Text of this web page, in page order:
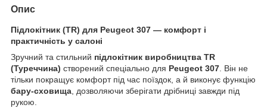
Опис
Підлокітник (TR) для Peugeot 307 — комфорт і
практичність у салоні
Зручний та стильний підлокітник виробництва TR
(Туреччина) створений спеціально для Peugeot 307 . Він не
тільки покращує комфорт під час поїздок, а й виконує функцію
бару-сховища , дозволяючи зберігати дрібниці завжди під
рукою.